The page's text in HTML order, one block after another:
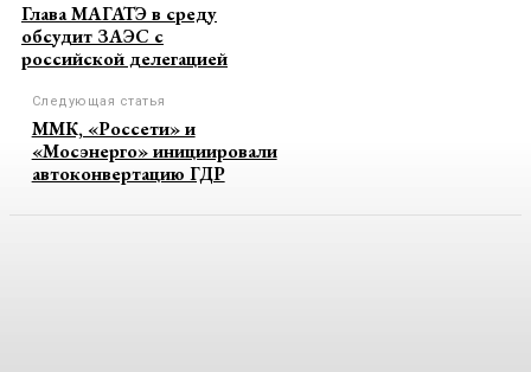
Глава МАГАТЭ в среду
обсудит ЗАЭС с
российской делегацией
Следующая статья
ММК, «Россети» и
«Мосэнерго» инициировали
автоконвертацию ГДР